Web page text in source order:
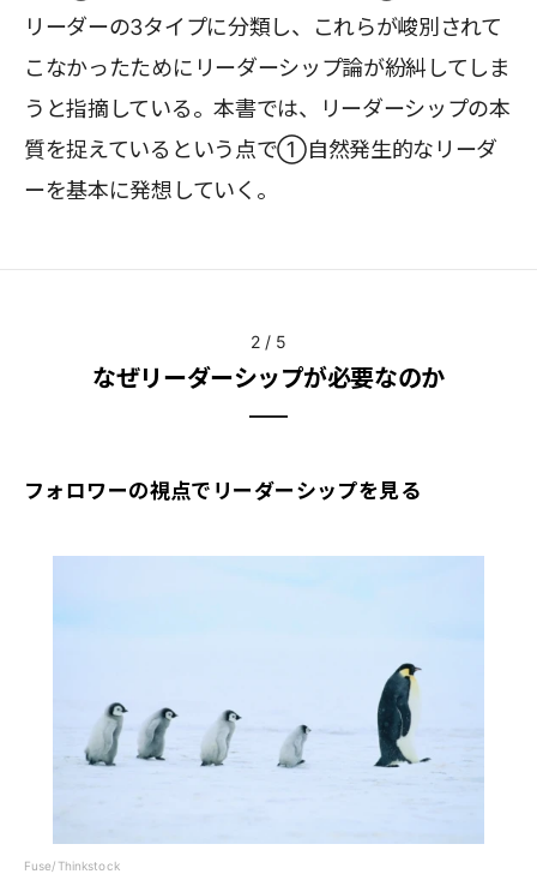
リーダーの3タイプに分類し、これらが峻別されて
こなかったためにリーダーシップ論が紛糾してしま
うと指摘している。本書では、リーダーシップの本
質を捉えているという点で①自然発生的なリーダ
ーを基本に発想していく。
2 / 5
なぜリーダーシップが必要なのか
フォロワーの視点でリーダーシップを見る
Fuse/Thinkstock